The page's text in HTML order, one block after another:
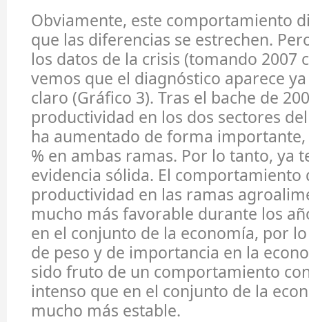
Obviamente, este comportamiento
que las diferencias se estrechen.
los datos de la crisis (tomando 2007
vemos que el diagnóstico aparece
claro (Gráfico 3). Tras el bache de
productividad en los dos sectores
ha aumentado de forma
% en ambas ramas. Por lo tanto, ya
evidencia sólida. El comportamiento
productividad en las ramas
mucho más favorable durante los
en el conjunto de la economía, por
de peso y de importancia en la
sido fruto de un comportamiento
intenso que en el conjunto de la
mucho más estable.